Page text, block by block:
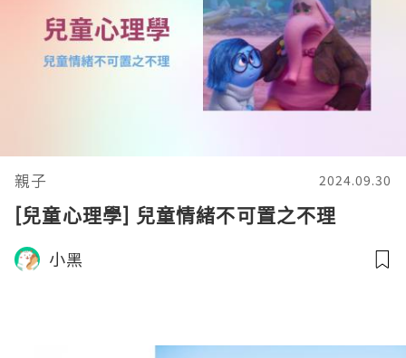
親子 2024.09.30
[兒童心理學] 兒童情緒不可置之不理
小黑